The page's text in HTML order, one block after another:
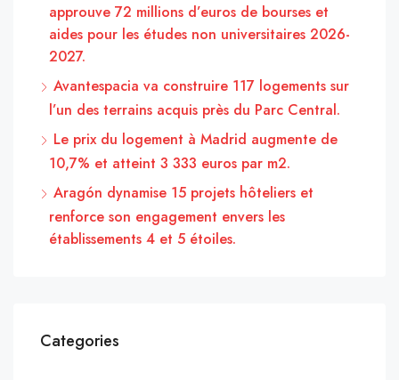
approuve 72 millions d’euros de bourses et
aides pour les études non universitaires 2026-
2027.
Avantespacia va construire 117 logements sur
l’un des terrains acquis près du Parc Central.
Le prix du logement à Madrid augmente de
10,7% et atteint 3 333 euros par m2.
Aragón dynamise 15 projets hôteliers et
renforce son engagement envers les
établissements 4 et 5 étoiles.
Categories